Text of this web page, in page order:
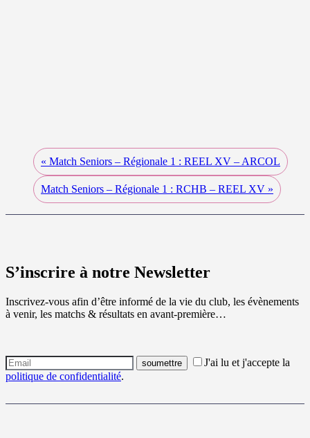
« Match Seniors – Régionale 1 : REEL XV – ARCOL
Match Seniors – Régionale 1 : RCHB – REEL XV »
S’inscrire à notre Newsletter
Inscrivez-vous afin d’être informé de la vie du club, les évènements
à venir, les matchs & résultats en avant-première…
J'ai lu et j'accepte la
politique de confidentialité.